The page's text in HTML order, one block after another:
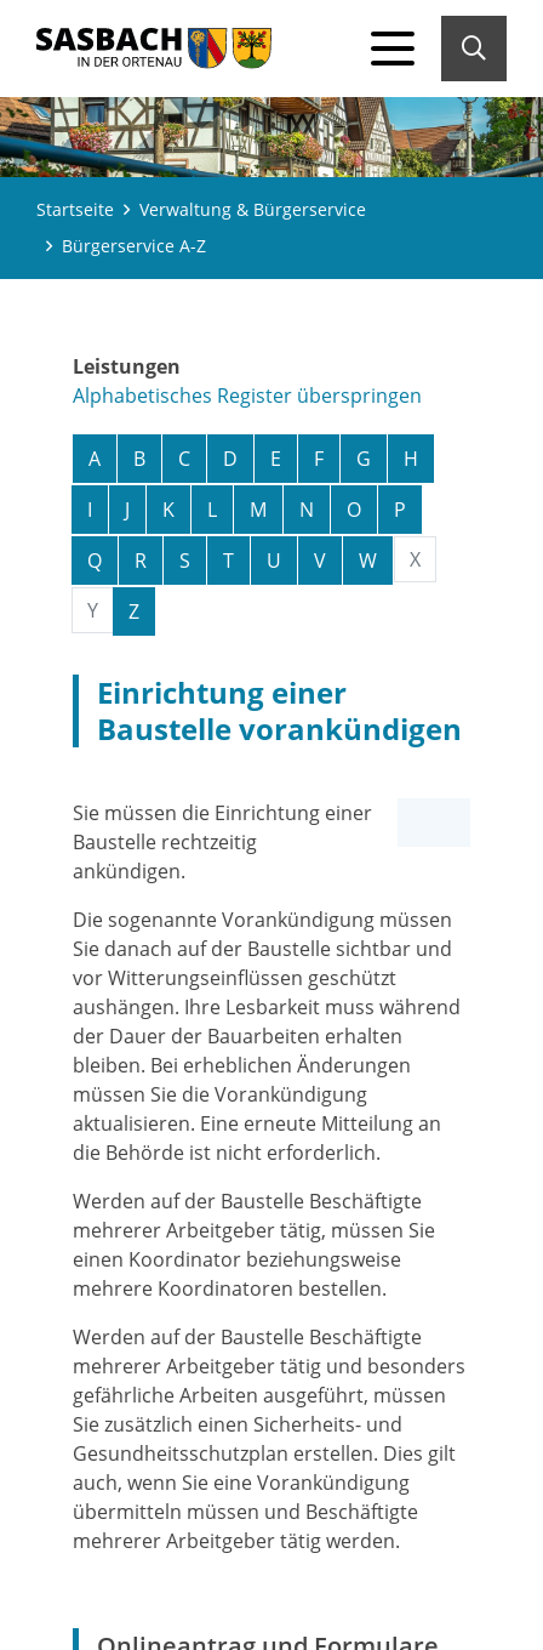
Startseite
Verwaltung & Bürgerservice
Bürgerservice A-Z
Leistungen
Alphabetisches Register überspringen
A B C D E F G
H
I
J K L M N O
P
Q
R S T U V W
X
Y
Z
Einrichtung einer
Baustelle vorankündigen
Sie müssen die Einrichtung einer
Baustelle rechtzeitig
ankündigen.
Die sogenannte Vorankündigung müssen
Sie danach auf der Baustelle sichtbar und
vor Witterungseinflüssen geschützt
aushängen. Ihre Lesbarkeit muss während
der Dauer der Bauarbeiten erhalten
bleiben. Bei erheblichen Änderungen
müssen Sie die Vorankündigung
aktualisieren. Eine erneute Mitteilung an
die Behörde ist nicht erforderlich.
Werden auf der Baustelle Beschäftigte
mehrerer Arbeitgeber tätig, müssen Sie
einen Koordinator beziehungsweise
mehrere Koordinatoren bestellen.
Werden auf der Baustelle Beschäftigte
mehrerer Arbeitgeber tätig und besonders
gefährliche Arbeiten ausgeführt, müssen
Sie zusätzlich einen Sicherheits- und
Gesundheitsschutzplan erstellen. Dies gilt
auch, wenn Sie eine Vorankündigung
übermitteln müssen und Beschäftigte
mehrerer Arbeitgeber tätig werden.